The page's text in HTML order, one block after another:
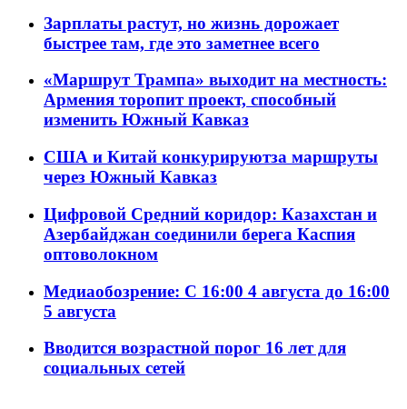
Зарплаты растут, но жизнь дорожает
быстрее там, где это заметнее всего
«Маршрут Трампа» выходит на местность:
Армения торопит проект, способный
изменить Южный Кавказ
США и Китай конкурируютза маршруты
через Южный Кавказ
Цифровой Средний коридор: Казахстан и
Азербайджан соединили берега Каспия
оптоволокном
Медиаобозрение: С 16:00 4 августа до 16:00
5 августа
Вводится возрастной порог 16 лет для
социальных сетей